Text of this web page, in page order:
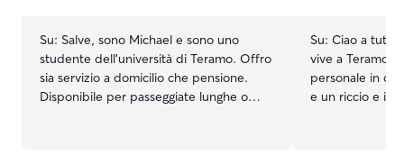
Su: Salve, sono Michael e sono uno
studente dell’università di Teramo. Offro
sia servizio a domicilio che pensione.
Disponibile per passeggiate lunghe o
Su: Ciao a tutt*.
vive a Teramo!
personale in
e un riccio e in